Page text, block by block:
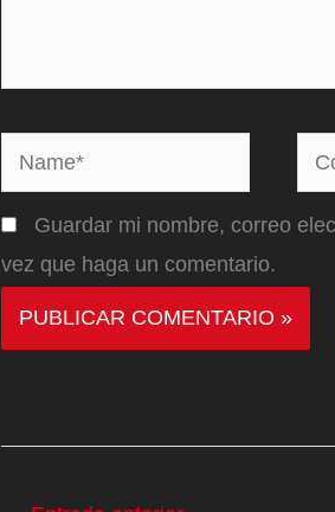
Name*
Guardar mi nombre, correo
vez que haga un comentario.